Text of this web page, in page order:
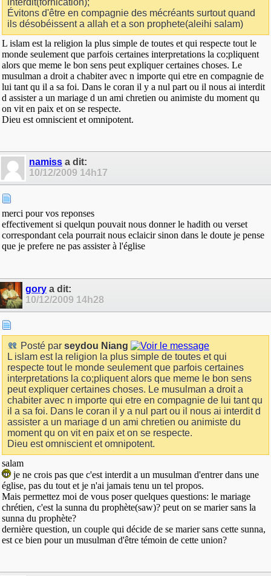
interdit(fornication);
Évitons d'être en compagnie des mécréants surtout quand
ils désobéissent a allah et a son prophete(aleihi salam)
L islam est la religion la plus simple de toutes et qui respecte tout le
monde seulement que parfois certaines interpretations la co;pliquent
alors que meme le bon sens peut expliquer certaines choses. Le
musulman a droit a chabiter avec n importe qui etre en compagnie de
lui tant qu il a sa foi. Dans le coran il y a nul part ou il nous ai interdit
d assister a un mariage d un ami chretien ou animiste du moment qu
on vit en paix et on se respecte.
Dieu est omniscient et omnipotent.
namiss a dit:
10/12/2009 14h17
merci pour vos reponses
effectivement si quelqun pouvait nous donner le hadith ou verset
correspondant cela pourrait nous eclaicir sinon dans le doute je pense
que je prefere ne pas assister à l'église
gorya dit:
10/12/2009 14h28
Posté par seydou Niang
L islam est la religion la plus simple de toutes et qui
respecte tout le monde seulement que parfois certaines
interpretations la co;pliquent alors que meme le bon sens
peut expliquer certaines choses. Le musulman a droit a
chabiter avec n importe qui etre en compagnie de lui tant qu
il a sa foi. Dans le coran il y a nul part ou il nous ai interdit d
assister a un mariage d un ami chretien ou animiste du
moment qu on vit en paix et on se respecte.
Dieu est omniscient et omnipotent.
salam
je ne crois pas que c'est interdit a un musulman d'entrer dans une
église, pas du tout et je n'ai jamais tenu un tel propos.
Mais permettez moi de vous poser quelques questions: le mariage
chrétien, c'est la sunna du prophète(saw)? peut on se marier sans la
sunna du prophète?
dernière question, un couple qui décide de se marier sans cette sunna,
est ce bien pour un musulman d'être témoin de cette union?